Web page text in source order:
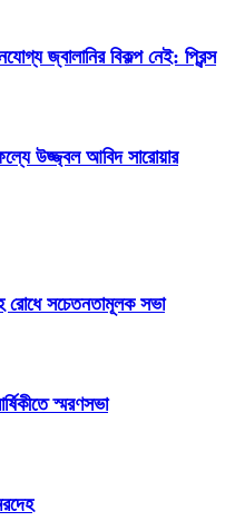
জ্বালানির বিকল্প নেই: প্রিন্স
উজ্জ্বল আবিদ সারোয়ার
রোধে সচেতনতামূলক সভা
স্মরণসভা